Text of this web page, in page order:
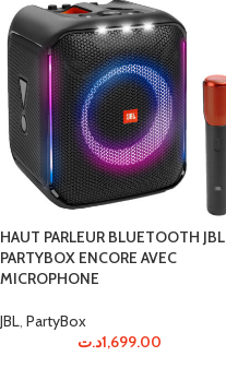
HAUT PARLEUR BLUETOOTH JBL
PARTYBOX ENCORE AVEC
MICROPHONE
JBL, PartyBox
1,699.00د.ت